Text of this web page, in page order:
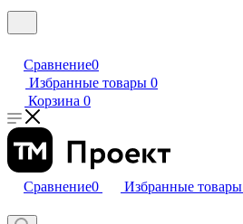
Сравнение0
Избранные товары 0
Корзина 0
Сравнение0 Избранные товары